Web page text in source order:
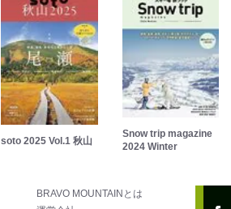
soto 2025 Vol.1 秋山
Snow trip magazine
2024 Winter
BRAVO MOUNTAINとは